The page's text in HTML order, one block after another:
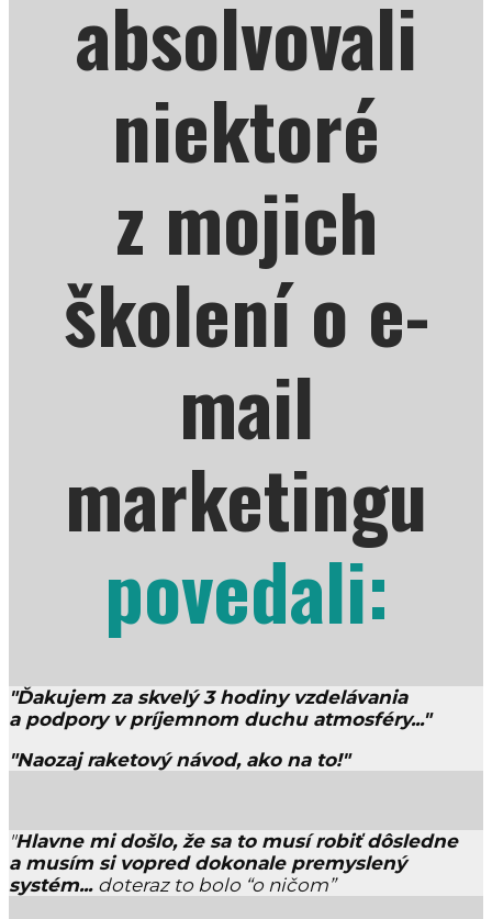
absolvovali
niektoré
z mojich
školení o e-
mail
marketingu
povedali:
"Ďakujem za skvelý 3 hodiny vzdelávania
a podpory v príjemnom duchu atmosféry..."
"Naozaj raketový návod, ako na to!"
"Hlavne mi došlo, že sa to musí robiť dôsledne
a musím si vopred dokonale premyslený
systém... doteraz to bolo “o ničom”